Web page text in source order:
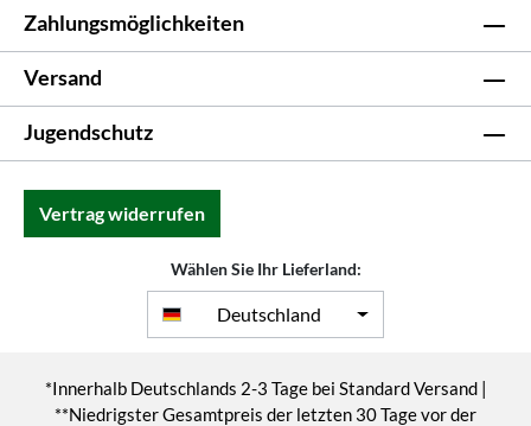
Zahlungsmöglichkeiten
Versand
Jugendschutz
Vertrag widerrufen
Wählen Sie Ihr Lieferland:
Deutschland
*Innerhalb Deutschlands 2-3 Tage bei Standard Versand |
**Niedrigster Gesamtpreis der letzten 30 Tage vor der